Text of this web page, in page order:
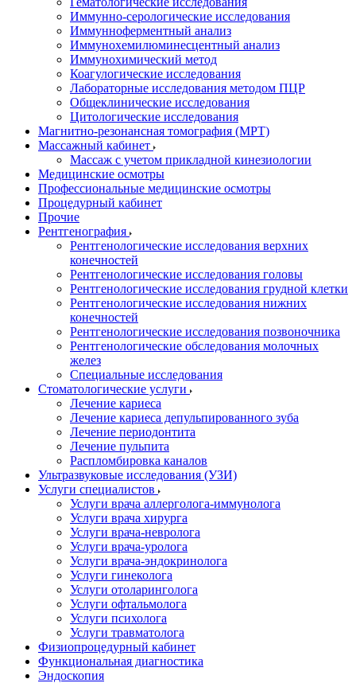
Иммунно-серологические исследования
Иммунноферментный анализ
Иммунохемилюминесцентный анализ
Иммунохимический метод
Коагулогические исследования
Лабораторные исследования методом ПЦР
Общеклинические исследования
Цитологические исследования
Магнитно-резонансная томография (МРТ)
Массажный кабинет
Массаж с учетом прикладной кинезиологии
Медицинские осмотры
Профессиональные медицинские осмотры
Процедурный кабинет
Прочие
Рентгенография
Рентгенологические исследования верхних
конечностей
Рентгенологические исследования головы
Рентгенологические исследования грудной клетки
Рентгенологические исследования нижних
конечностей
Рентгенологические исследования позвоночника
Рентгенологические обследования молочных
желез
Специальные исследования
Стоматологические услуги
Лечение кариеса
Лечение кариеса депульпированного зуба
Лечение периодонтита
Лечение пульпита
Распломбировка каналов
Ультразвуковые исследования (УЗИ)
Услуги специалистов
Услуги врача аллерголога-иммунолога
Услуги врача хирурга
Услуги врача-невролога
Услуги врача-уролога
Услуги врача-эндокринолога
Услуги гинеколога
Услуги отоларинголога
Услуги офтальмолога
Услуги психолога
Услуги травматолога
Физиопроцедурный кабинет
Функциональная диагностика
Эндоскопия